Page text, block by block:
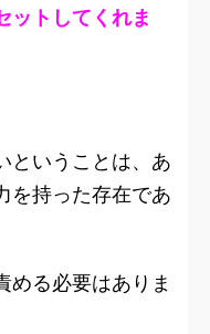
ットしてくれま
ということは、あ
を持った存在であ
める必要はありま